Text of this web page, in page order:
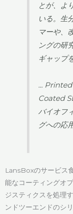
とが、よ
いる。生
マーや、
ングの研
ギャップ
...
Coated
バイオフ
グへの応
LansBoxのサービス
能なコーティングオ
ジスティクスを処理
ンドツーエンドのシ